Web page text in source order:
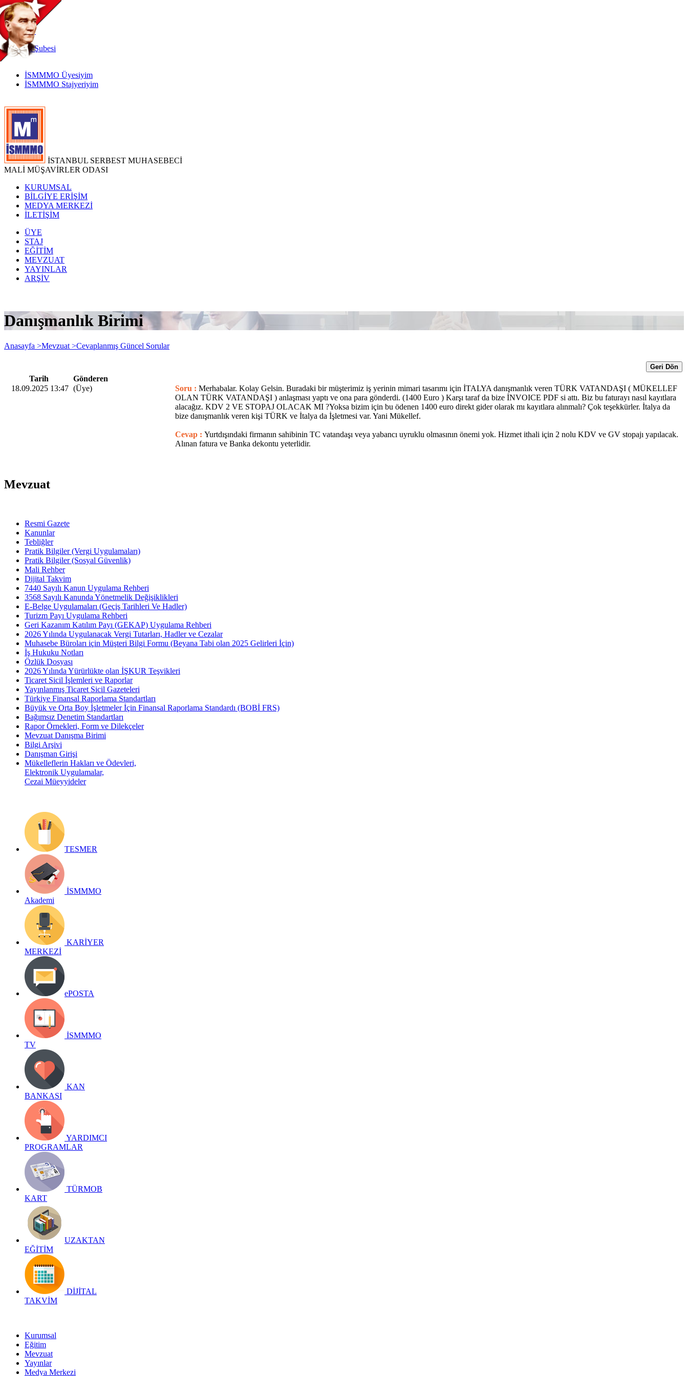
TR
|
EN
İnternetŞubesi
İSMMMO Üyesiyim
İSMMMO Stajyeriyim
İSTANBUL SERBEST MUHASEBECİ
MALİ MÜŞAVİRLER ODASI
KURUMSAL
BİLGİYE ERİŞİM
MEDYA MERKEZİ
İLETİŞİM
ÜYE
STAJ
EĞİTİM
MEVZUAT
YAYINLAR
ARŞİV
Danışmanlık Birimi
Anasayfa >Mevzuat >Cevaplanmış Güncel Sorular
Geri Dön
Tarih
Gönderen
18.09.2025 13:47 (Üye) Soru : Merhabalar. Kolay Gelsin. Buradaki bir müşterimiz iş yerinin mimari tasarımı için İTALYA danışmanlık veren TÜRK VATANDAŞI ( MÜKELLEF
OLAN TÜRK VATANDAŞI ) anlaşması yaptı ve ona para gönderdi. (1400 Euro ) Karşı taraf da bize İNVOICE PDF si attı. Biz bu faturayı nasıl kayıtlara
alacağız. KDV 2 VE STOPAJ OLACAK MI ?Yoksa bizim için bu ödenen 1400 euro direkt gider olarak mı kayıtlara alınmalı? Çok teşekkürler. İtalya da
bize danışmanlık veren kişi TÜRK ve İtalya da İşletmesi var. Yani Mükellef.
Cevap : Yurtdışındaki firmanın sahibinin TC vatandaşı veya yabancı uyruklu olmasının önemi yok. Hizmet ithali için 2 nolu KDV ve GV stopajı yapılacak.
Alınan fatura ve Banka dekontu yeterlidir.
Mevzuat
Resmi Gazete
Kanunlar
Tebliğler
Pratik Bilgiler (Vergi Uygulamaları)
Pratik Bilgiler (Sosyal Güvenlik)
Mali Rehber
Dijital Takvim
7440 Sayılı Kanun Uygulama Rehberi
3568 Sayılı Kanunda Yönetmelik Değişiklikleri
E-Belge Uygulamaları (Geçiş Tarihleri Ve Hadler)
Turizm Payı Uygulama Rehberi
Geri Kazanım Katılım Payı (GEKAP) Uygulama Rehberi
2026 Yılında Uygulanacak Vergi Tutarları, Hadler ve Cezalar
Muhasebe Büroları için Müşteri Bilgi Formu (Beyana Tabi olan 2025 Gelirleri İçin)
İş Hukuku Notları
Özlük Dosyası
2026 Yılında Yürürlükte olan İŞKUR Teşvikleri
Ticaret Sicil İşlemleri ve Raporlar
Yayınlanmış Ticaret Sicil Gazeteleri
Türkiye Finansal Raporlama Standartları
Büyük ve Orta Boy İşletmeler İçin Finansal Raporlama Standardı (BOBİ FRS)
Bağımsız Denetim Standartları
Rapor Örnekleri, Form ve Dilekçeler
Mevzuat Danışma Birimi
Bilgi Arşivi
Danışman Girişi
Mükelleflerin Hakları ve Ödevleri,
Elektronik Uygulamalar,
Cezai Müeyyideler
TESMER
İSMMMO
Akademi
KARİYER
MERKEZİ
ePOSTA
İSMMMO
TV
KAN
BANKASI
YARDIMCI
PROGRAMLAR
TÜRMOB
KART
UZAKTAN
EĞİTİM
DİJİTAL
TAKVİM
Kurumsal
Eğitim
Mevzuat
Yayınlar
Medya Merkezi